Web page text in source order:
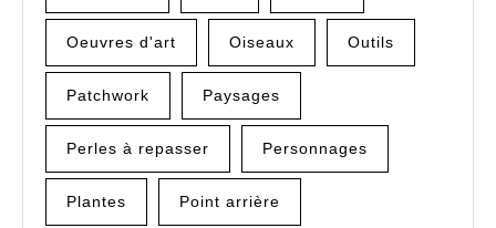
Oeuvres d'art Oiseaux Outils
Patchwork Paysages
Perles à repasser Personnages
Plantes Point arrière